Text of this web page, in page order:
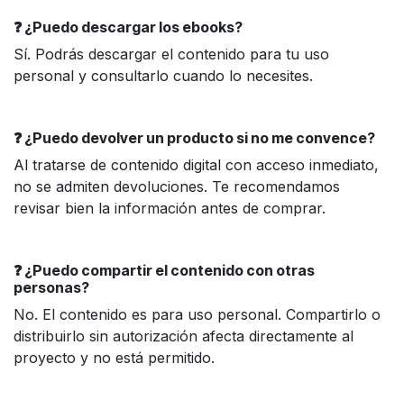
❓ ¿Puedo descargar los ebooks?
Sí. Podrás descargar el contenido para tu uso
personal y consultarlo cuando lo necesites.
❓ ¿Puedo devolver un producto si no me convence?
Al tratarse de contenido digital con acceso inmediato,
no se admiten devoluciones. Te recomendamos
revisar bien la información antes de comprar.
❓ ¿Puedo compartir el contenido con otras
personas?
No. El contenido es para uso personal. Compartirlo o
distribuirlo sin autorización afecta directamente al
proyecto y no está permitido.